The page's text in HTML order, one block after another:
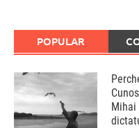
POPULAR
Mihai